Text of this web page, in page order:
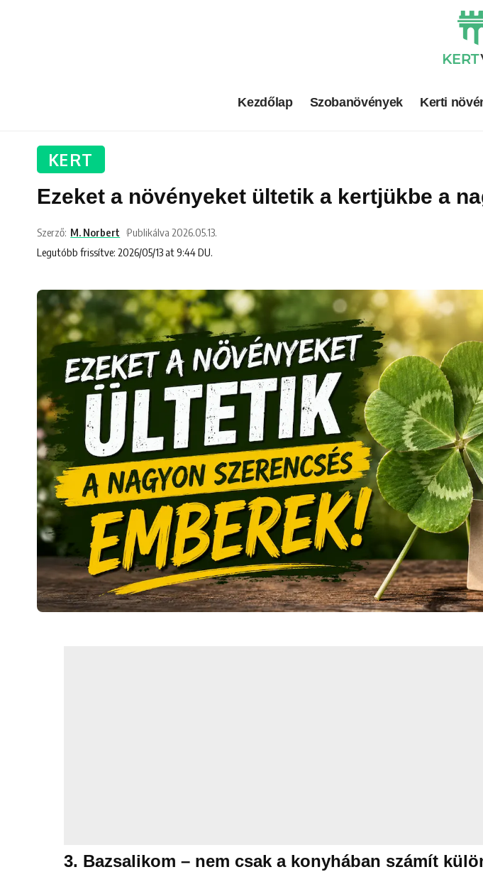
Kezdőlap Szobanövények Kerti
KERT
Ezeket a növényeket ültetik a kertjükbe a
Legutóbb frissítve: 2026/05/13 at 9:44 DU.
Szerző: M. Norbert Publikálva 2026.05.13.
3. Bazsalikom – nem csak a konyhában számít